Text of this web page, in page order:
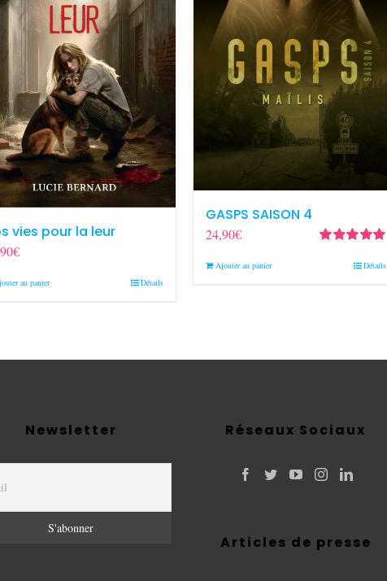
vies pour la leur
€
au panier Détails
GASPS SAISON 4
24,90€
Ajouter au panier Détails
Newsletter Réseaux Sociaux
Articles de presse